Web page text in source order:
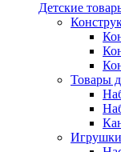
Детские
Товары
Игрушки